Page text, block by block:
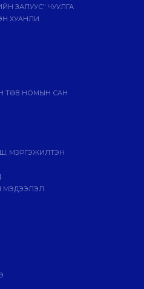
ЗАЛУУС" ЧУУЛГА
ХУАНЛИ
ТӨВ НОМЫН САН
МЭРГЭЖИЛТЭН
МЭДЭЭЛЭЛ